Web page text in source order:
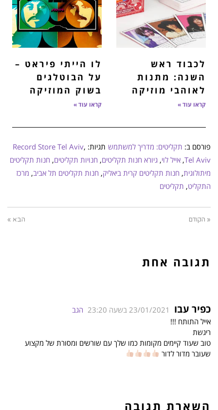
לכבוד ראש
השנה: מתנות
לאוהבי מוזיקה
קראו עוד »
לו הייתי פיראט –
על הבוטלגים
בשוק המוזיקה
קראו עוד »
פורסם ב: תקליטים: מדריך למשתמש תגיות: Record Store Tel Aviv,
Tel Aviv
, אייל לוי, גיורא חנות תקליטים, חנויות תקליטים, חנות תקליטים
מיתולוגית, חנות תקליטים קרית ביאליק, חנות תקליטים תל אביב, מרכז
התקליט, תקליטים
« הקודם הבא »
תגובה אחת
כפיר עבו 23/01/2021 בשעה 23:20
הגב
אייל התותח !!!
ריגשת
טוב שעוד קיימים מקומות כמו שלך עם שורשים ומסורת של מקצוע
שעובר מדור לדור
השארת תגובה